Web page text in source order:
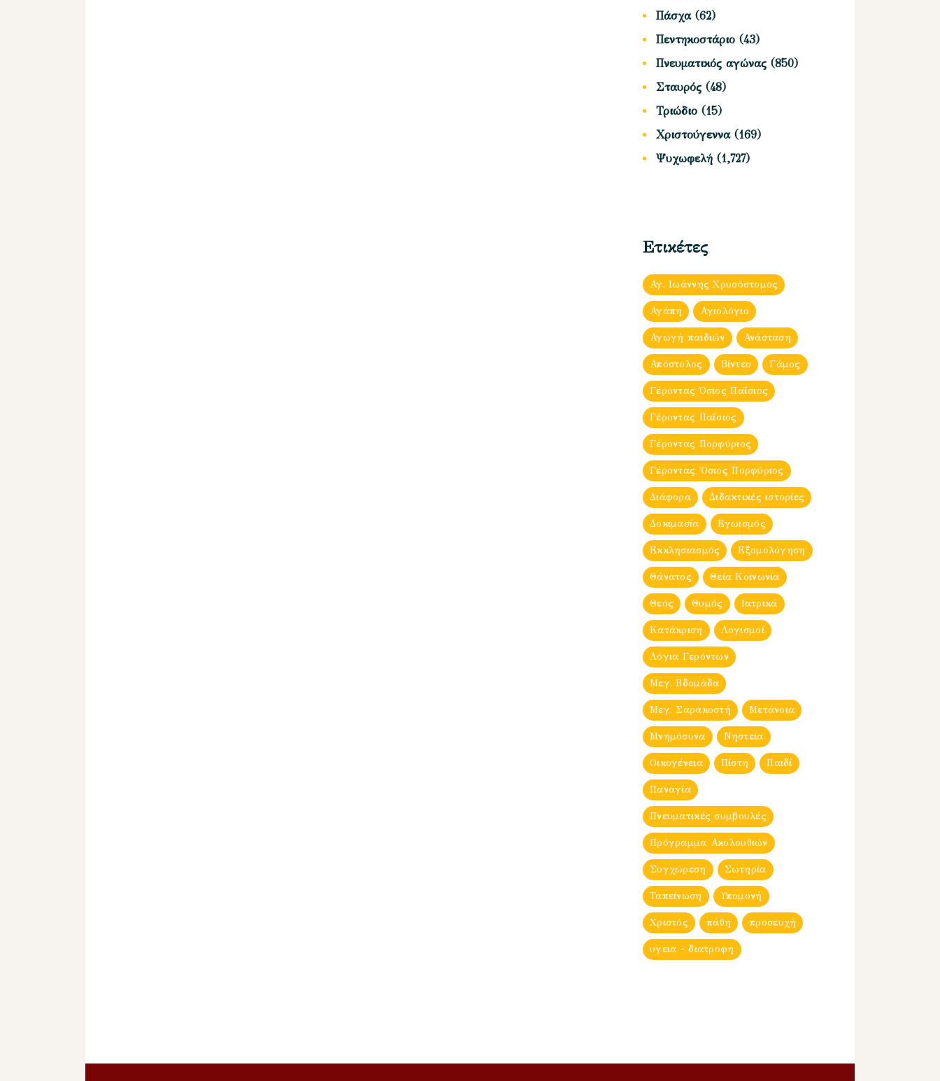
Πάσχα(62)
Πεντηκοστάριο (43)
Πνευματικός αγώνας (850)
Σταυρός (48)
Τριώδιο (15)
Χριστούγεννα(169)
Ψυχωφελή (1,727)
Ετικέτες
Αγ. Ιωάννης Χρυσόστομος
Αγάπη Αγιολόγιο
Αγωγή παιδιών Ανάσταση
Απόστολος Βίντεο Γάμος
Γέροντας Όσιος Παΐσιος
Γέροντας Παΐσιος
Γέροντας Πορφύριος
Γέροντας Ὀσιος Πορφύριος
Διάφορα Διδακτικές ιστορίες
Δοκιμασία Εγωισμός
Εκκλησιασμός Εξομολόγηση
Θάνατος Θεία Κοινωνία
Θεός Θυμός Ιατρικά
Κατάκριση Λογισμοί
Λόγια Γερόντων
Μεγ. Βδομἀδα
Μεγ. Σαρακοστή Μετάνοια
Μνημόσυνα Νηστεία
Οικογένεια Πίστη Παιδί
Παναγία
Πνευματικές συμβουλές
Πρόγραμμα Ακολουθιών
Συγχώρεση Σωτηρία
Ταπείνωση Υπομονή
Χριστός πάθη προσευχή
υγεια - διατροφη